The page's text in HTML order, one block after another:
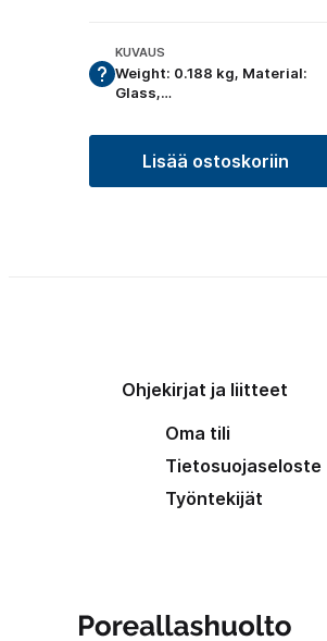
KUVAUS
Weight: 0.188 kg, Material:
Glass,…
Lisää ostoskoriin
Ohjekirjat ja liitteet
Oma tili
Tietosuojaseloste
Työntekijät
Poreallashuolto